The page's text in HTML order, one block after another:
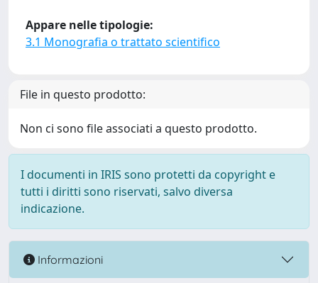
Appare nelle tipologie:
3.1 Monografia o trattato scientifico
File in questo prodotto:
Non ci sono file associati a questo prodotto.
I documenti in IRIS sono protetti da copyright e
tutti i diritti sono riservati, salvo diversa
indicazione.
Informazioni